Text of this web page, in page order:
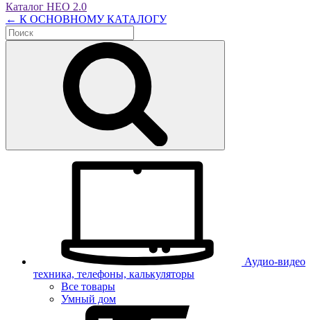
Каталог НЕО 2.0
← К ОСНОВНОМУ КАТАЛОГУ
Аудио-видео
техника, телефоны, калькуляторы
Все товары
Умный дом